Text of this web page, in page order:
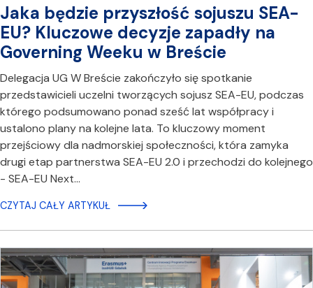
Jaka będzie przyszłość sojuszu SEA-
EU? Kluczowe decyzje zapadły na
Governing Weeku w Breście
Delegacja UG W Breście zakończyło się spotkanie
przedstawicieli uczelni tworzących sojusz SEA-EU, podczas
którego podsumowano ponad sześć lat współpracy i
ustalono plany na kolejne lata. To kluczowy moment
przejściowy dla nadmorskiej społeczności, która zamyka
drugi etap partnerstwa SEA-EU 2.0 i przechodzi do kolejnego
- SEA-EU Next…
CZYTAJ CAŁY ARTYKUŁ